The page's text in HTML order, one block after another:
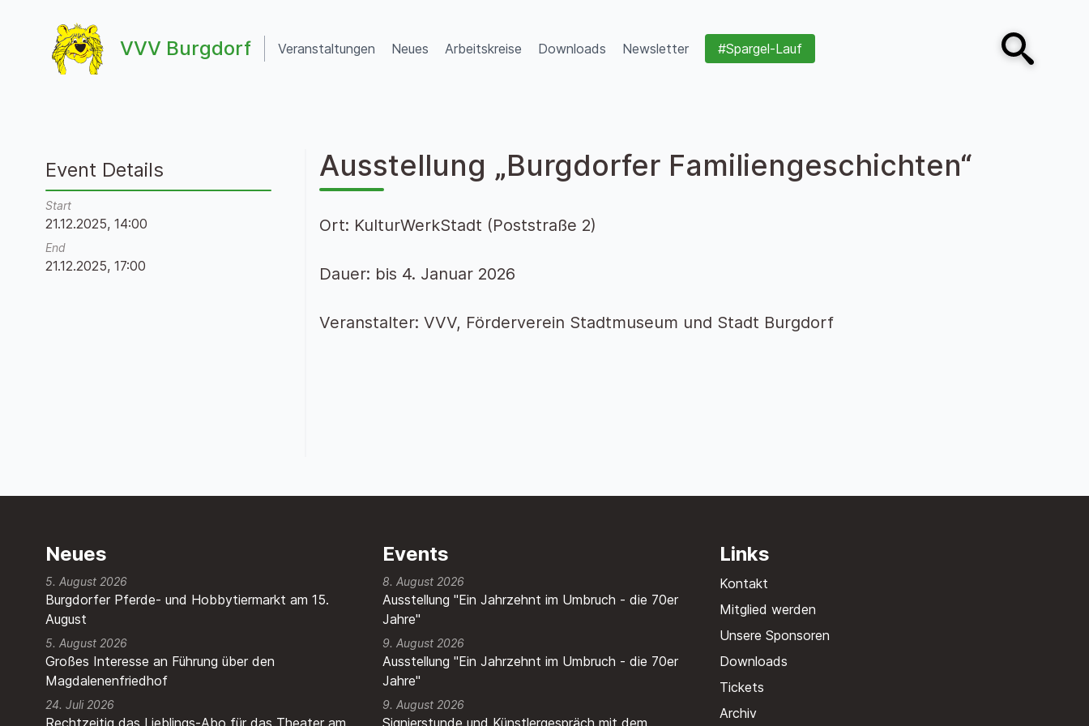
VVV Burgdorf
VVV Burgdorf
Veranstaltungen Neues Arbeitskreise Downloads Newsletter #Spargel-Lauf
Open search
Ausstellung „Burgdorfer Familiengeschichten“
Ort: KulturWerkStadt (Poststraße 2)
Dauer: bis 4. Januar 2026
Veranstalter: VVV, Förderverein Stadtmuseum und Stadt Burgdorf
Event Details
Start
21.12.2025, 14:00
End
21.12.2025, 17:00
Neues
Burgdorfer Pferde- und Hobbytiermarkt am 15.
August
5. August 2026
Großes Interesse an Führung über den
Magdalenenfriedhof
5. August 2026
Rechtzeitig das Lieblings-Abo für das Theater am
24. Juli 2026
Events
8. August 2026
Ausstellung "Ein Jahrzehnt im Umbruch - die 70er
Jahre"
9. August 2026
Ausstellung "Ein Jahrzehnt im Umbruch - die 70er
Jahre"
9. August 2026
Signierstunde und Künstlergespräch mit dem
Links
Kontakt
Mitglied werden
Unsere Sponsoren
Downloads
Tickets
Archiv